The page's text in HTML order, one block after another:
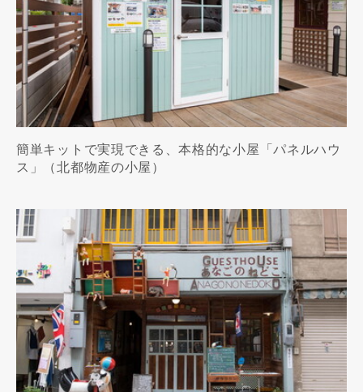
簡単キットで実現できる、本格的な小屋「パネルハウ
ス」（北都物産の小屋）